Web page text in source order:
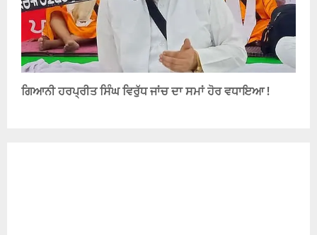
ਗਿਆਨੀ ਹਰਪ੍ਰੀਤ ਸਿੰਘ ਵਿਰੁੱਧ ਜਾਂਚ ਦਾ ਸਮਾਂ ਹੋਰ ਵਧਾਇਆ !